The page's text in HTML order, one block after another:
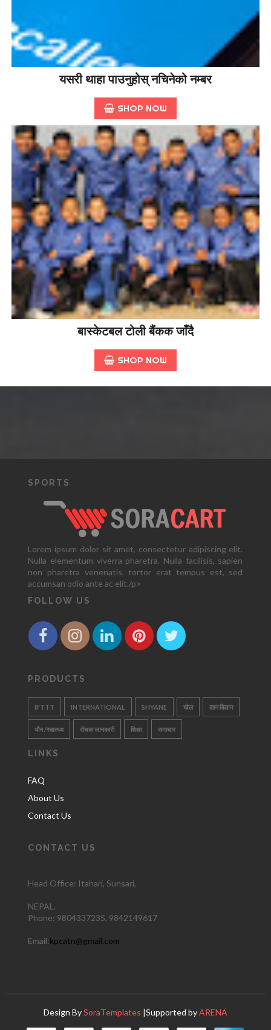
यसरी थाहा पाउनुहोस् नचिनेको नम्बर
SHOP NOW
बास्केटबल टोली बैंकक जाँदै
SHOP NOW
SPORTS
Lorem ipsum dolor sit amet, consectetur adipiscing elit.
Nulla elementum viverra pharetra. Nulla facilisis, sapien
non pharetra venenatis, tortor erat tempus est, sed
accumsan odio ante ac elit./p>
FOLLOW US
PRODUCTS
IFTTT INTERNATIONAL SHYANE खेल ज्ञान बिज्ञान
यौन /स्वास्थ्य रोचक जानकारी शिक्षा समाचार
LINKS
FAQ
About Us
Contact Us
CONTACT US
Head Office: Itahari, Sunsari,
NEPAL.
Phone: 9804337235, 9842149617
Email:kpcatn@gmail.com
Design BySoraTemplates |Supported byARENA